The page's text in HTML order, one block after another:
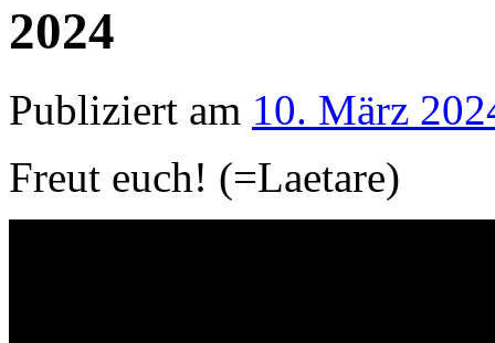
2024
Publiziert am 10. März
Freut euch! (=Laetare)